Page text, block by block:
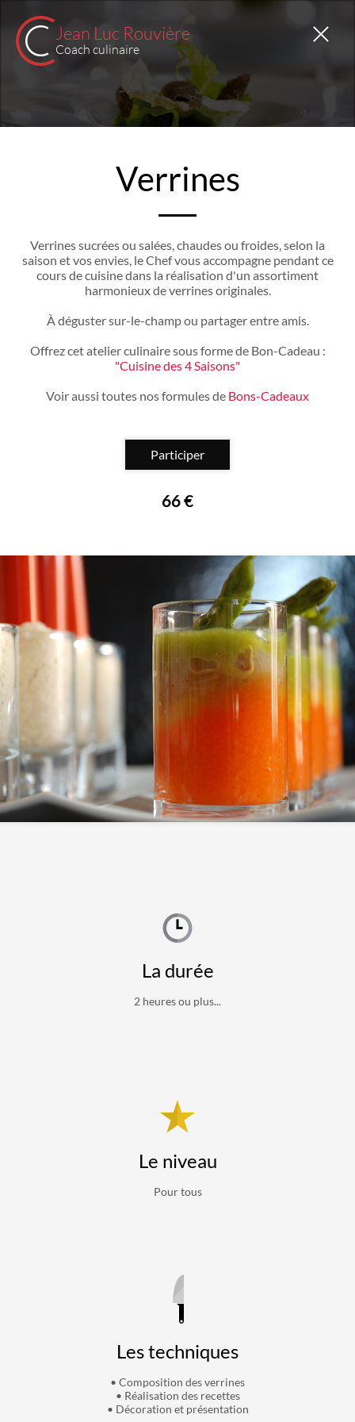
Jean Luc Rouvière
Coach culinaire
Verrines
Verrines sucrées ou salées, chaudes ou froides, selon la
saison et vos envies, le Chef vous accompagne pendant ce
cours de cuisine dans la réalisation d'un assortiment
harmonieux de verrines originales.
À déguster sur-le-champ ou partager entre amis.
Offrez cet atelier culinaire sous forme de Bon-Cadeau :
"Cuisine des 4 Saisons"
Voir aussi toutes nos formules de Bons-Cadeaux
Participer
66 €
La durée
2 heures ou plus...
Le niveau
Pour tous
Les techniques
• Composition des verrines
• Réalisation des recettes
• Décoration et présentation